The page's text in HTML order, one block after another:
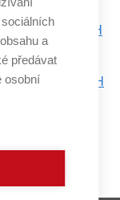
Vědci z FCH
na FCH
Cesta
a
předávat
osobní